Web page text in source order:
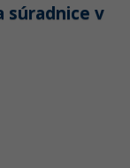
súradnice v